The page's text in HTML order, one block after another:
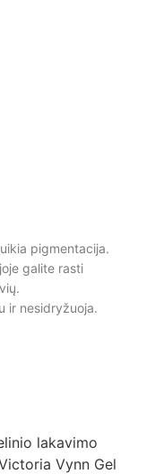
pigmentacija.
galite rasti
ir nesidryžuoja.
lakavimo
Vynn Gel